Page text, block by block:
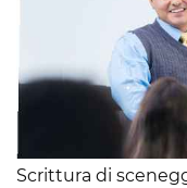
Scrittura di